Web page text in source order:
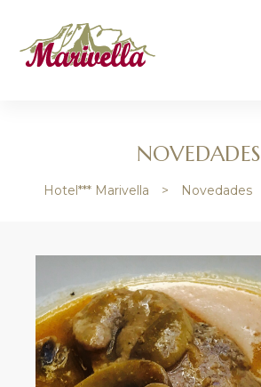
NOVEDADES
Hotel*** Marivella > Novedades